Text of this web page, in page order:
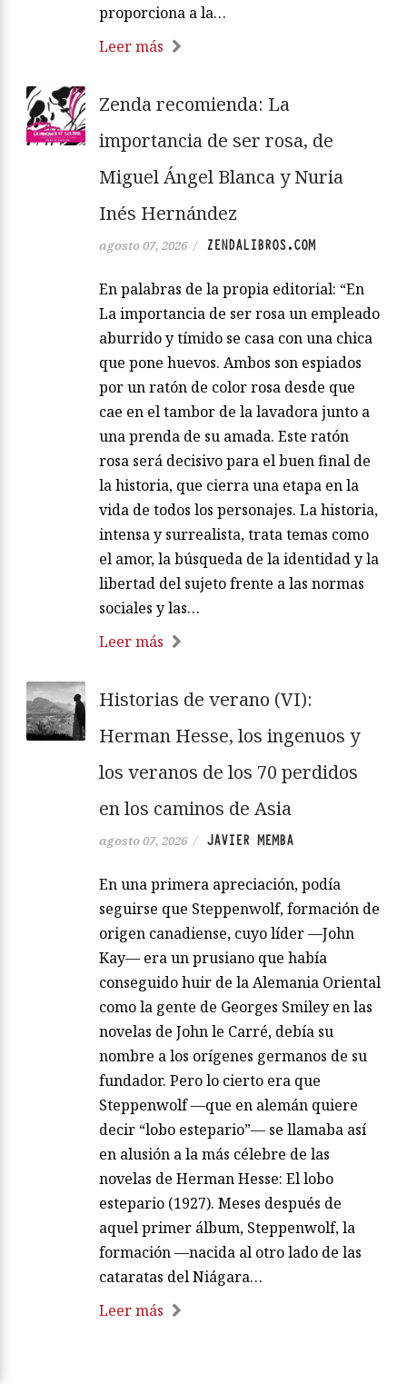
proporciona a la…
Leer más
Zenda recomienda: La
importancia de ser rosa, de
Miguel Ángel Blanca y Nuria
Inés Hernández
agosto 07, 2026 / ZENDALIBROS.COM
En palabras de la propia editorial: “En
La importancia de ser rosa un empleado
aburrido y tímido se casa con una chica
que pone huevos. Ambos son espiados
por un ratón de color rosa desde que
cae en el tambor de la lavadora junto a
una prenda de su amada. Este ratón
rosa será decisivo para el buen final de
la historia, que cierra una etapa en la
vida de todos los personajes. La historia,
intensa y surrealista, trata temas como
el amor, la búsqueda de la identidad y la
libertad del sujeto frente a las normas
sociales y las…
Leer más
Historias de verano (VI):
Herman Hesse, los ingenuos y
los veranos de los 70 perdidos
en los caminos de Asia
agosto 07, 2026 / JAVIER MEMBA
En una primera apreciación, podía
seguirse que Steppenwolf, formación de
origen canadiense, cuyo líder —John
Kay— era un prusiano que había
conseguido huir de la Alemania Oriental
como la gente de Georges Smiley en las
novelas de John le Carré, debía su
nombre a los orígenes germanos de su
fundador. Pero lo cierto era que
Steppenwolf —que en alemán quiere
decir “lobo estepario”— se llamaba así
en alusión a la más célebre de las
novelas de Herman Hesse: El lobo
estepario (1927). Meses después de
aquel primer álbum, Steppenwolf, la
formación —nacida al otro lado de las
cataratas del Niágara…
Leer más